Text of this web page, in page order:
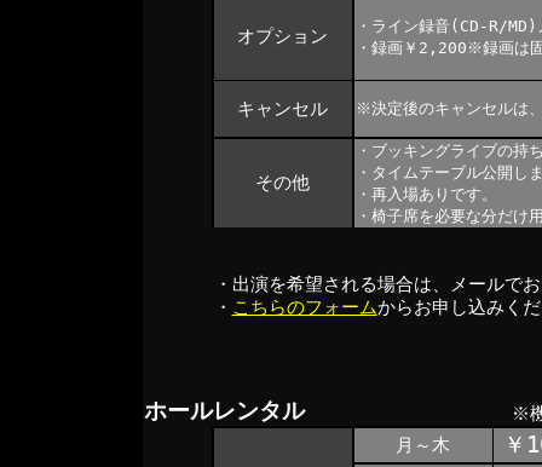
オプション
・ライン録音(CD-R/MD)
・録画￥2,200※録画は
キャンセル ※決定後のキャンセルは
その他
・ブッキングライブの持
・タイムテーブル公開し
・再入場ありです。
・椅子席を必要な分だけ
・出演を希望される場合は、メールで
・ こちらのフォームからお申し込みく
ホールレンタル ※機
月～木 ￥